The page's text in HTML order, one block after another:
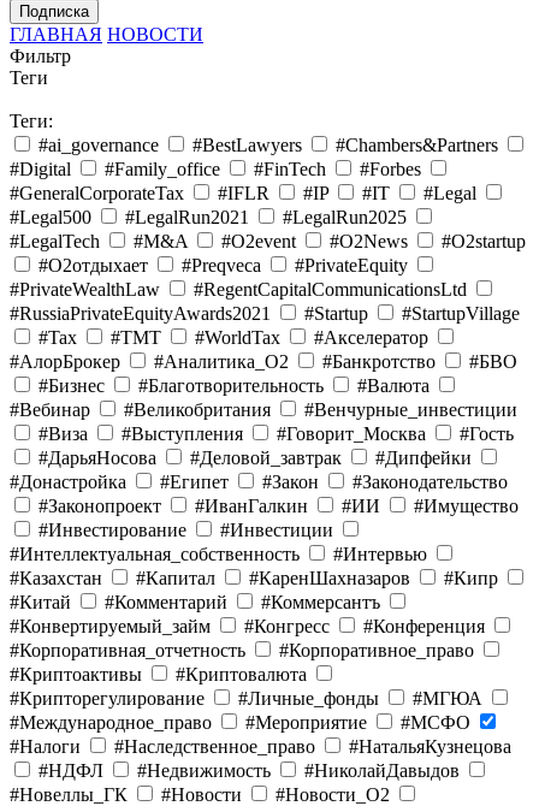
Подписка
ГЛАВНАЯ НОВОСТИ
Фильтр
Теги
Теги:
#ai_governance
#BestLawyers
#Chambers&Partners
#Digital
#Family_office #FinTech
#Forbes
#GeneralCorporateTax
#IFLR #IP #IT
#Legal
#Legal500
#LegalRun2021
#LegalRun2025
#LegalTech
#M&A #O2event #O2News
#O2startup
#O2отдыхает
#Preqveca
#PrivateEquity
#PrivateWealthLaw
#RegentCapitalCommunicationsLtd
#RussiaPrivateEquityAwards2021
#Startup
#StartupVillage
#Tax
#TMT #WorldTax
#Акселератор
#АлорБрокер
#Аналитика_O2 #Банкротство
#БВО
#Бизнес
#Благотворительность
#Валюта
#Вебинар
#Великобритания
#Венчурные_инвестиции
#Виза
#Выступления #Говорит_Москва
#Гость
#ДарьяНосова
#Деловой_завтрак
#Дипфейки
#Донастройка
#Египет #Закон
#Законодательство
#Законопроект
#ИванГалкин #ИИ
#Имущество
#Инвестирование
#Инвестиции
#Интеллектуальная_собственность
#Интервью
#Казахстан
#Капитал #КаренШахназаров
#Кипр
#Китай
#Комментарий
#Коммерсантъ
#Конвертируемый_займ
#Конгресс
#Конференция
#Корпоративная_отчетность
#Корпоративное_право
#Криптоактивы
#Криптовалюта
#Крипторегулирование
#Личные_фонды
#МГЮА
#Международное_право
#Мероприятие
#МСФО
#Налоги
#Наследственное_право
#НатальяКузнецова
#НДФЛ
#Недвижимость
#НиколайДавыдов
#Новеллы_ГК
#Новости
#Новости_O2